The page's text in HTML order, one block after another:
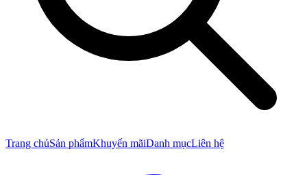
Trang chủSản phẩmKhuyến mãiDanh mụcLiên hệ